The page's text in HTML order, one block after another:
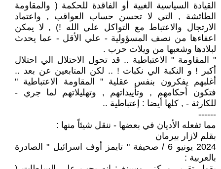
القيادة السياسية الغبية أو الفاقدة للحكمة ( والمقاومة
الطائشة , التي لا تحسن حساب العواقب , واعتماد
الارتجال والاعتباط مع التواكل علي الله !) , لا يمكن
اعفاءها من نصف المسؤولية - علي الأقل - عما يحدث
لبلادها وشعبها من ويلات حرب .
" المقاومة " الاعتباطية .. قد تحول الاحتلال الي احتلال
أكبر ! و النكبة الي نكبات ! .. لكن المتابعين عن بعد ..
أغلبهم يفكرون بنفس عقلية " المقاومة الاعتباطية "
فتكون أحكامهم , وتأييداتهم , وتهليلاتهم لما جري -
للكارثة - , كلها أيضا : إعتباطية ..
------
مما تفعله الأديان في بعضها - ننقل شيئاً منها :
بقلم لازار بيرمان
2024 يونيو 6 / صحيفة " تايمز أوف اسرائيل " الصادرة
بالعربية :